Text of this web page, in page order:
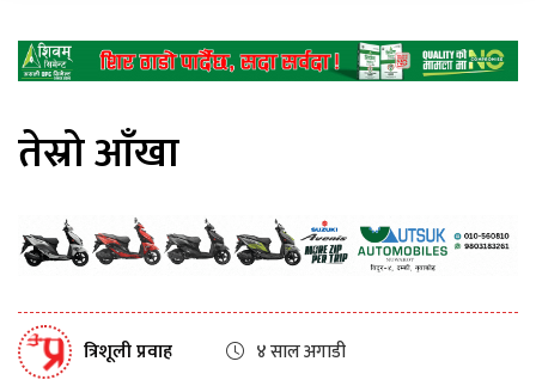
तेस्रो आँखा
त्रिशूली प्रवाह ४ साल अगाडी